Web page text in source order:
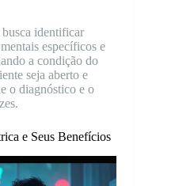
identificar
específicos e
a condição do
seja aberto e
o diagnóstico e o
e Seus Benefícios